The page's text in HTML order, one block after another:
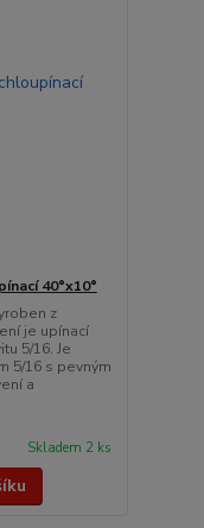
40°x10°
z
je upínací
5/16. Je
5/16 s pevným
a
Skladem 2 ks